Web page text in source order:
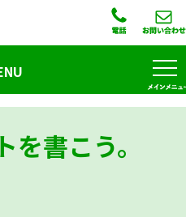
書こう。